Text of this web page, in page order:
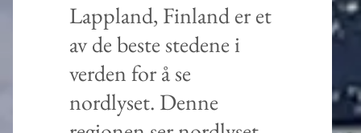
Lappland, Finland er et
av de beste stedene i
verden for å se
nordlyset. Denne